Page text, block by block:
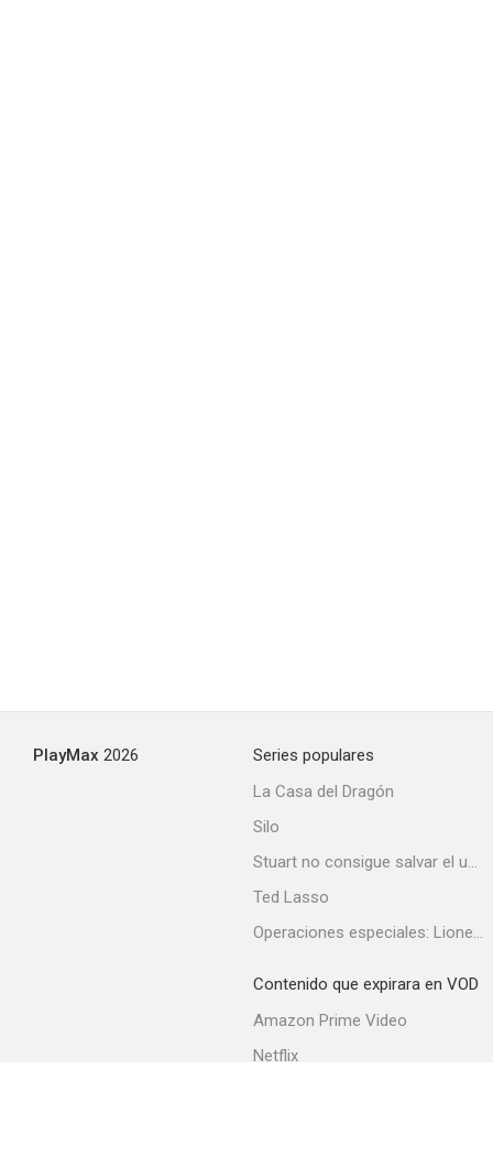
PlayMax 2026
Series populares
La Casa del Dragón
Silo
Stuart no consigue salvar el universo
Ted Lasso
Operaciones especiales: Lioness
Contenido que expirara en VOD
Amazon Prime Video
Netflix